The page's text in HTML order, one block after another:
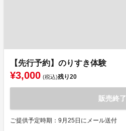
【先行予約】のりすき体験
¥3,000 (税込)残り20
販売終了
ご提供予定時期：9月25日にメール送付